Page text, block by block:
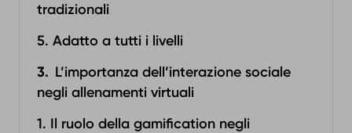
tradizionali
5. Adatto a tutti i livelli
L’importanza dell’interazione sociale
negli allenamenti virtuali
1. Il ruolo della gamification negli